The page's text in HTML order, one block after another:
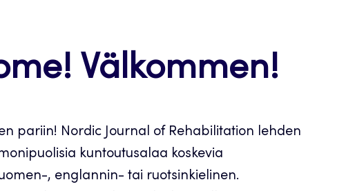
Välkommen!
pariin! Nordic Journal of Rehabilitation lehden
kuntoutusalaa koskevia
, englannin- tai ruotsinkielinen.